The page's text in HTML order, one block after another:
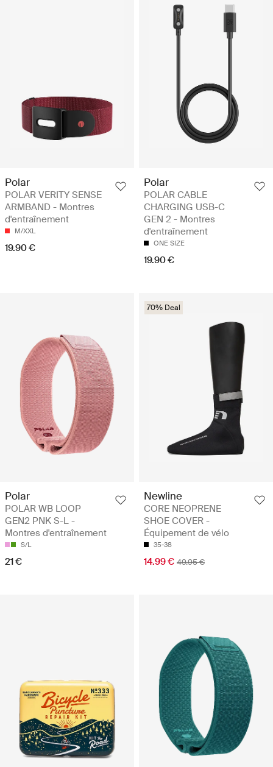
Polar
POLAR VERITY SENSE
ARMBAND - Montres
d'entraînement
M/XXL
19.90 €
Polar
POLAR CABLE
CHARGING USB-C
GEN 2 - Montres
d'entraînement
ONE SIZE
19.90 €
Polar
POLAR WB LOOP
GEN2 PNK S-L -
Montres d'entraînement
S/L
21 €
70% Deal
Newline
CORE NEOPRENE
SHOE COVER -
Équipement de vélo
35-38
14.99 € 49.95 €